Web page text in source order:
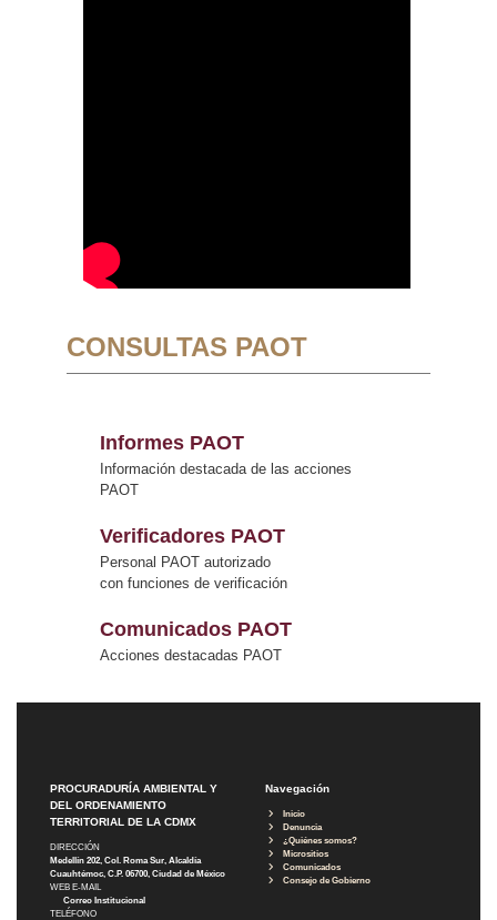
CONSULTAS PAOT
Informes PAOT
Información destacada de las acciones
PAOT
Verificadores PAOT
Personal PAOT autorizado
con funciones de verificación
Comunicados PAOT
Acciones destacadas PAOT
PROCURADURÍA AMBIENTAL Y
DEL ORDENAMIENTO
TERRITORIAL DE LA CDMX
DIRECCIÓN
Medellín 202, Col. Roma Sur, Alcaldía
Cuauhtémoc, C.P. 06700, Ciudad de México
WEB E-MAIL
Correo Institucional
TELÉFONO
Navegación
Inicio
Denuncia
¿Quiénes somos?
Micrositios
Comunicados
Consejo de Gobierno